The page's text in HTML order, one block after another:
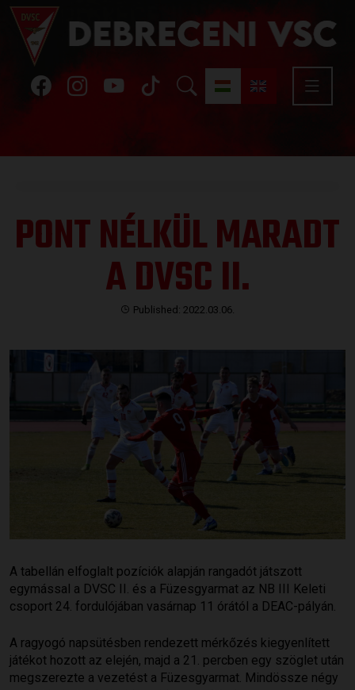
PONT NÉLKÜL MARADT
A DVSC II.
Published: 2022.03.06.
A tabellán elfoglalt pozíciók alapján rangadót játszott
egymással a DVSC II. és a Füzesgyarmat az NB III Keleti
csoport 24. fordulójában vasárnap 11 órától a DEAC-pályán.
A ragyogó napsütésben rendezett mérkőzés kiegyenlített
játékot hozott az elején, majd a 21. percben egy szöglet után
megszerezte a vezetést a Füzesgyarmat. Mindössze négy